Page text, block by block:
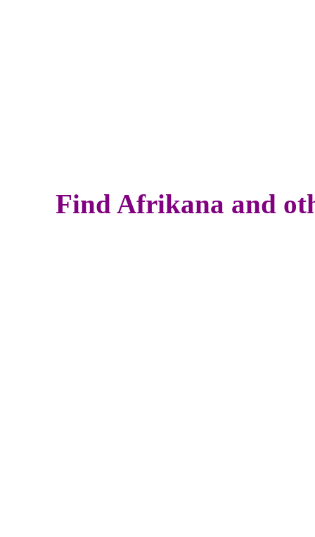
Find Afrikana and